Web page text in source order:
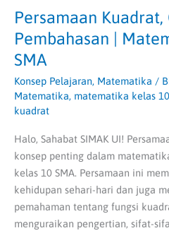
Persamaan Kuadrat,
Pembahasan |
SMA
Konsep Pelajaran, Matematika /
Matematika, matematika kelas
kuadrat
Halo, Sahabat SIMAK UI!
konsep penting dalam
kelas 10 SMA. Persamaan ini
kehidupan sehari-hari dan juga
pemahaman tentang fungsi
menguraikan pengertian, sifat-